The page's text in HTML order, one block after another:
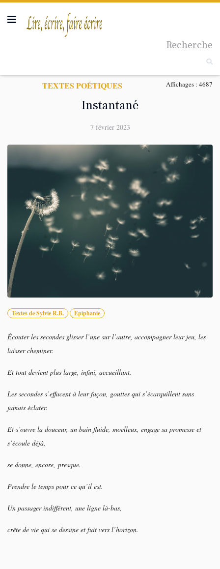
Recherche
TEXTES POÉTIQUES Affichages : 4687
Instantané
7 février 2023
Textes de Sylvie R.B. Epiphanie
Écouter les secondes glisser l’une sur l’autre, accompagner leur jeu, les
laisser cheminer.
Et tout devient plus large, infini, accueillant.
Les secondes s’effacent à leur façon, gouttes qui s’écarquillent sans
jamais éclater.
Et s’ouvre la douceur, un bain fluide, moelleux, engage sa promesse et
s’écoule déjà,
se donne, encore, presque.
Prendre le temps pour ce qu’il est.
Un passager indifférent, une ligne là-bas,
crête de vie qui se dessine et fuit vers l’horizon.